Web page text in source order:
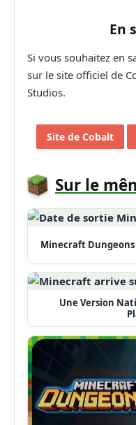
En
Si vous souhaitez en
sur le site officiel de
Studios.
Site de Cobalt
Sur le
Minecraft Dungeons
Une Version